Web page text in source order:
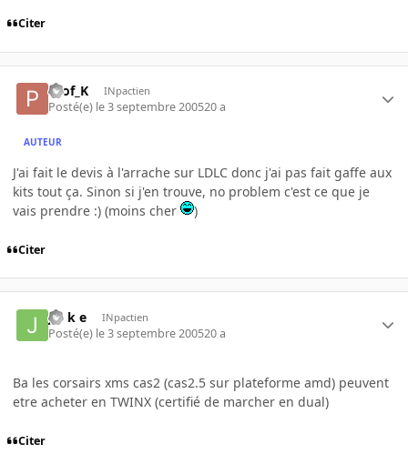
Citer
Prof_K INpactien
Posté(e) le 3 septembre 200520 a
AUTEUR
J'ai fait le devis à l'arrache sur LDLC donc j'ai pas fait gaffe aux
kits tout ça. Sinon si j'en trouve, no problem c'est ce que je
vais prendre :) (moins cher
)
Citer
j o k e INpactien
Posté(e) le 3 septembre 200520 a
Ba les corsairs xms cas2 (cas2.5 sur plateforme amd) peuvent
etre acheter en TWINX (certifié de marcher en dual)
Citer